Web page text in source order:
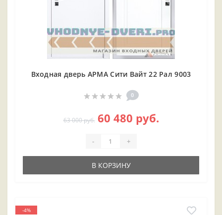
Входная дверь АРМА Сити Вайт 22 Рал 9003
0
63 000 руб. 60 480 руб.
- +
В КОРЗИНУ
-4%